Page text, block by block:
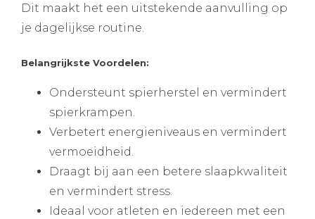
Dit maakt het een uitstekende aanvulling op
je dagelijkse routine.
Belangrijkste Voordelen:
Ondersteunt spierherstel en vermindert
spierkrampen.
Verbetert energieniveaus en vermindert
vermoeidheid.
Draagt bij aan een betere slaapkwaliteit
en vermindert stress.
Ideaal voor atleten en iedereen met een